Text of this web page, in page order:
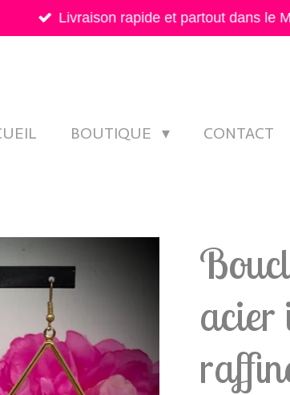
Livraison rapide et partout dans le
BOUTIQUE CONTACT
acier